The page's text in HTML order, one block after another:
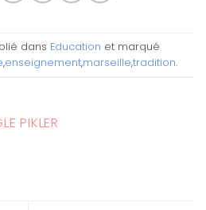
dans Education et marqué
,enseignement,marseille,tradition.
PIKLER